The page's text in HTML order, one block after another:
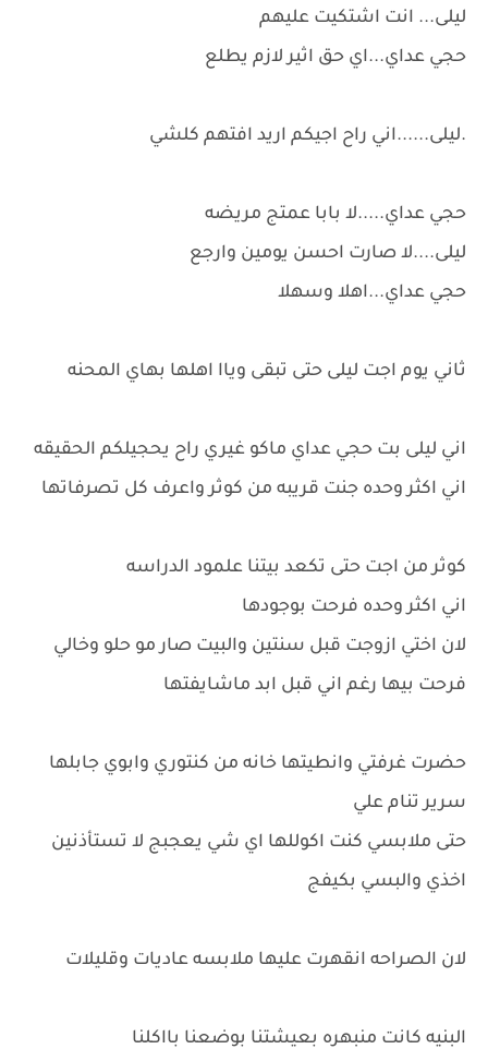
ليلى... انت اشتكيت عليهم
حجي عداي...اي حق اثير لازم يطلع
.ليلى......اني راح اجيكم اريد افتهم كلشي
حجي عداي.....لا بابا عمتج مريضه
ليلى....لا صارت احسن يومين وارجع
حجي عداي...اهلا وسهلا
ثاني يوم اجت ليلى حتى تبقى وياا اهلها بهاي المحنه
اني ليلى بت حجي عداي ماكو غيري راح يحجيلكم الحقيقه
اني اكثر وحده جنت قريبه من كوثر واعرف كل تصرفاتها
كوثر من اجت حتى تكعد بيتنا علمود الدراسه
اني اكثر وحده فرحت بوجودها
لان اختي ازوجت قبل سنتين والبيت صار مو حلو وخالي
فرحت بيها رغم اني قبل ابد ماشايفتها
حضرت غرفتي وانطيتها خانه من كنتوري وابوي جابلها
سرير تنام علي
حتى ملابسي كنت اكوللها اي شي يعجبج لا تستأذنين
اخذي والبسي بكيفج
لان الصراحه انقهرت عليها ملابسه عاديات وقليلات
البنيه كانت منبهره بعيشتنا بوضعنا بااكلنا